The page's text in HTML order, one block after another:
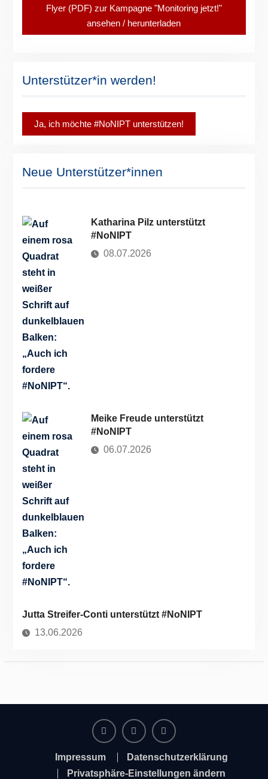
Flyer (PDF) zur Kampagne "Monitoring jetzt!"
ansehen / herunterladen
Unterstützer*in werden!
Ja, ich möchte #NoNIPT unterstützen!
Neue Unterstützer*innen
Katharina Pilz unterstützt
#NoNIPT
08.07.2026
Meike Freude unterstützt
#NoNIPT
06.07.2026
Jutta Streifer-Conti unterstützt #NoNIPT
13.06.2026
Impressum
Datenschutzerklärung
Privatsphäre-Einstellungen ändern